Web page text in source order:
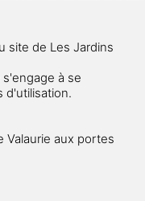
site de Les Jardins
à se
d'utilisation.
Valaurie aux portes